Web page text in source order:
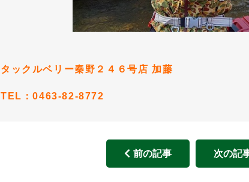
タックルベリー秦野２４６号店 加藤
TEL：0463-82-8772
前の記事 次の記